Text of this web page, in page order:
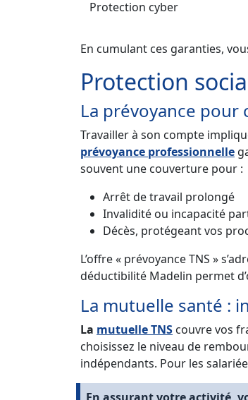
Protection cyber
En cumulant ces garanties,
Protection
La prévoyance
Travailler à son compte
prévoyance professionnelle
souvent une couverture pour :
Arrêt de travail prolongé
Invalidité ou incapacité
Décès, protégeant vos
L’offre « prévoyance TNS »
déductibilité Madelin permet
La mutuelle santé :
La mutuelle TNS couvre vos
choisissez le niveau de
indépendants. Pour les